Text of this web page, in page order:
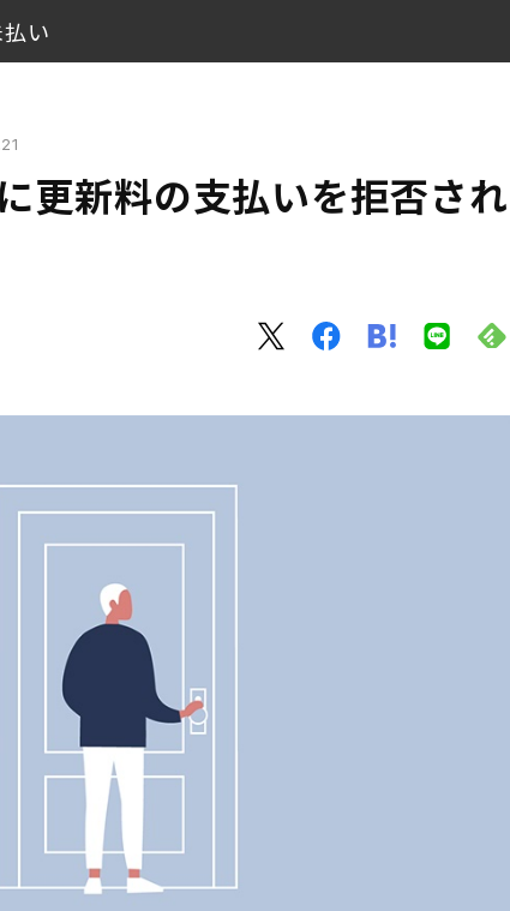
い
更新料の支払いを拒否され